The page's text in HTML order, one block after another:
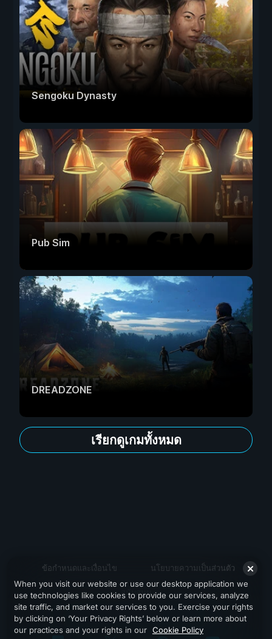
Sengoku Dynasty
Pub Sim
DREADZONE
เรียกดูเกมทั้งหมด
ข้อกำหนดและเงื่อนไข นโยบายความเป็นส่วนตัว
สนับสนุน
When you visit our website or use our desktop application we
use technologies like cookies to provide our services, analyze
site traffic, and market our services to you. Exercise your rights
by clicking on ‘Your Privacy Rights’ below or learn more about
our practices and your rights in our Cookie Policy